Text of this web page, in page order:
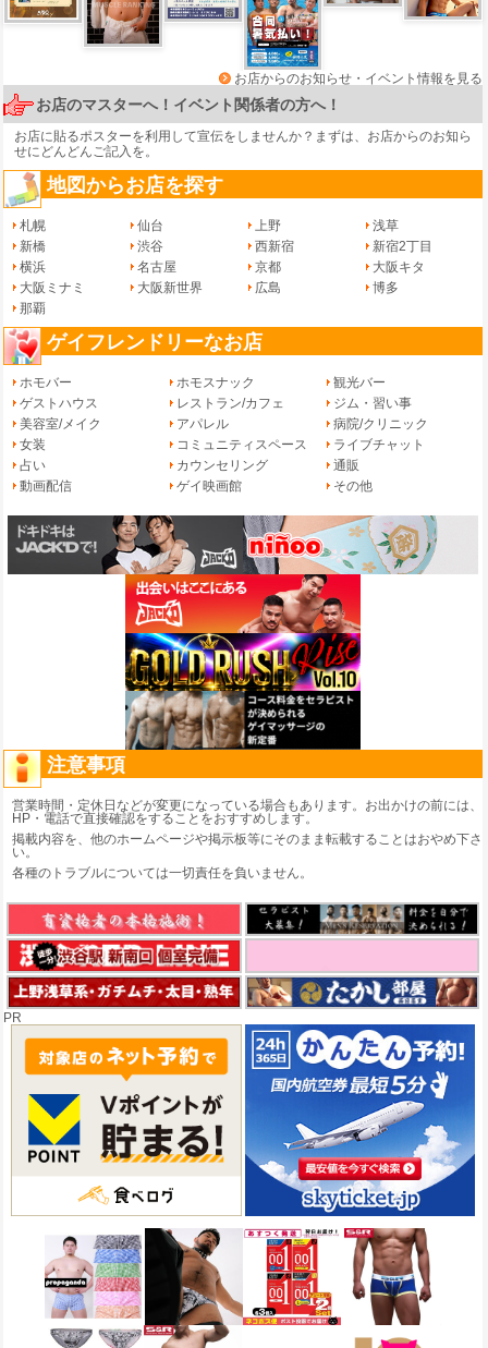
お店からのお知らせ・イベント情報を見る
お店のマスターへ！イベント関係者の方へ！
お店に貼るポスターを利用して宣伝をしませんか？まずは、 お店からのお知ら
せにどんどんご記入を。
地図からお店を探す
札幌 仙台 上野
浅草
新橋
渋谷 西新宿
新宿2丁目
横浜
名古屋 京都
大阪キタ
大阪ミナミ
大阪新世界 広島
博多
那覇
ゲイフレンドリーなお店
ホモバー ホモスナック
観光バー
ゲストハウス
レストラン/カフェ
ジム・習い事
美容室/メイク
アパレル
病院/クリニック
女装
コミュニティスペース
ライブチャット
占い
カウンセリング
通販
動画配信
ゲイ映画館 その他
注意事項
営業時間・定休日などが変更になっている場合もあります。お出かけの前には、
HP・電話で直接確認をすることをおすすめします。
掲載内容を、他のホームページや掲示板等にそのまま転載することはおやめ下さ
い。
各種のトラブルについては一切責任を負いません。
PR